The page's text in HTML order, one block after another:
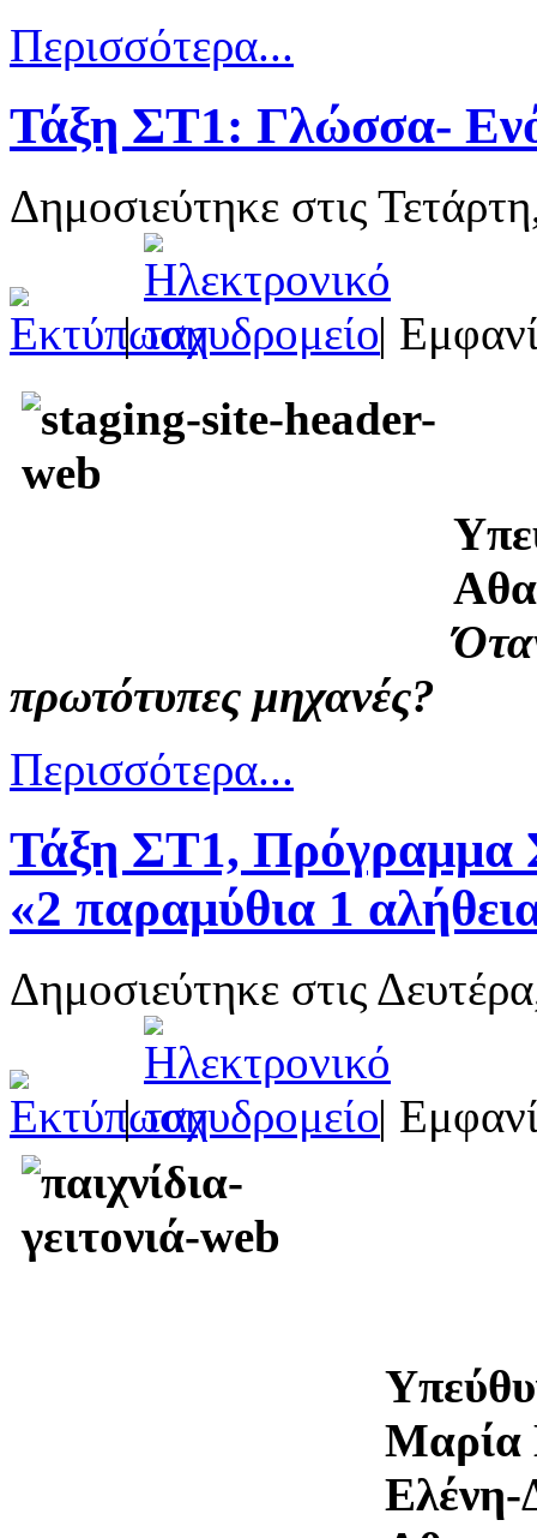
Περισσότερα...
Τάξη ΣΤ1: Γλώσσα-
Δημοσιεύτηκε στις
| |
πρωτότυπες μηχανές?
Περισσότερα...
Τάξη ΣΤ1, Πρόγραμμα
«2 παραμύθια 1
Δημοσιεύτηκε στις
| |
Μαρία